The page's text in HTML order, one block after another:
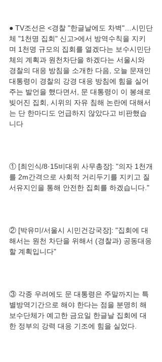
● TV조선은 <경찰 "한글날에도 차벽"…시민단
체 "1천명 집회" 신고>에서 방역수칙을 지키
며 1천명 규모의 집회를 열겠다는 보수시민단
체의 계획과 원천차단을 하겠다는 서울시와
경찰의 대응 방침을 소개한 다음, 오늘 문재인
대통령이 경찰의 강경 대응 방침에 힘을 실어
주는 발언을 했다면서, 문 대통령이 이 봉쇄로
빚어진 집회, 시위의 자유 침해 논란에 대해서
는 단 한마디도 언급하지 않았다고 비판했습
① [최인식/8·15비대위 사무총장]: "의자 1천개
를 2m간격으로 사회적 거리두기를 지키고 질
② [박유미/서울시 시민건강국장]: "집회에 대
해서는 원천 차단을 위해서 (경찰과) 공동대응
③ 각종 우려에도 문 대통령은 주말까지는 특
별방역기간으로 해야 한다는 점을 분명히 해
보수단체가 예고한 금요일 한글날 집회에 대